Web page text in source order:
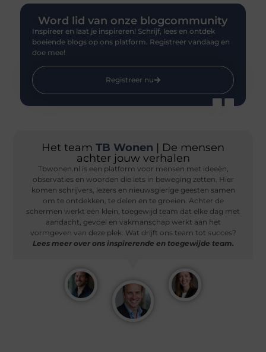
Word lid van onze blogcommunity
Inspireer en laat je inspireren! Schrijf, lees en ontdek
boeiende blogs op ons platform. Registreer vandaag en
doe mee!
Registreer nu
Het team TB Wonen | De mensen
achter jouw verhalen
Tbwonen.nl is een platform voor mensen met ideeën,
observaties en woorden die iets in beweging zetten. Hier
komen schrijvers, lezers en nieuwsgierige geesten samen
om te ontdekken, te delen en te groeien. Achter de
schermen werkt een klein, toegewijd team dat elke dag met
aandacht, gevoel en vakmanschap werkt aan het
vormgeven van deze plek. Wat drijft ons team tot succes?
Lees meer over ons inspirerende en toegewijde team.